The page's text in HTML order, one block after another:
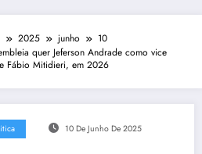
2025 junho
10
quer Jeferson Andrade como vice
Fábio Mitidieri, em 2026
10 De Junho De 2025